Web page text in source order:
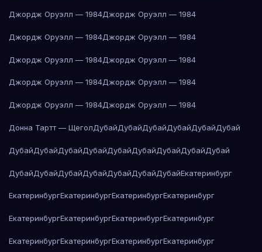
Джордж Оруэлл — 1984Джордж Оруэлл — 1984
Джордж Оруэлл — 1984Джордж Оруэлл — 1984
Джордж Оруэлл — 1984Джордж Оруэлл — 1984
Джордж Оруэлл — 1984Джордж Оруэлл — 1984
Джордж Оруэлл — 1984Джордж Оруэлл — 1984
Донна Тартт — ЩеголДубайДубайДубайДубайДубайДубай
ДубайДубайДубайДубайДубайДубайДубайДубайДубай
ДубайДубайДубайДубайДубайДубайДубайЕкатеринбург
ЕкатеринбургЕкатеринбургЕкатеринбургЕкатеринбург
ЕкатеринбургЕкатеринбургЕкатеринбургЕкатеринбург
ЕкатеринбургЕкатеринбургЕкатеринбургЕкатеринбург